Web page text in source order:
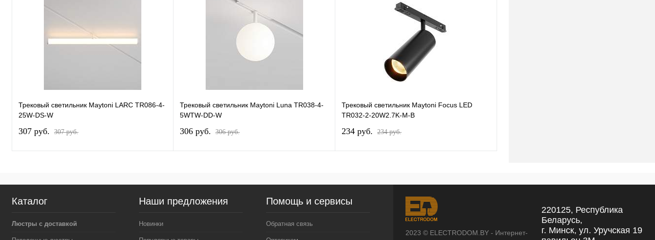
Трековый светильник Maytoni LARC TR086-4-
25W-DS-W
307 pуб. 307 pуб.
Трековый светильник Maytoni Luna TR038-4-
5WTW-DD-W
306 pуб. 306 pуб.
Трековый светильник Maytoni Focus LED
TR032-2-20W2.7K-M-B
234 pуб. 234 pуб.
Каталог
Люстры с доставкой
Наши предложения
Новинки
Помощь и сервисы
Обратная связь
2023 © ELECTRODOM.BY - Интернет-
220125, Республика
Беларусь,
г. Минск, ул. Уручская 19